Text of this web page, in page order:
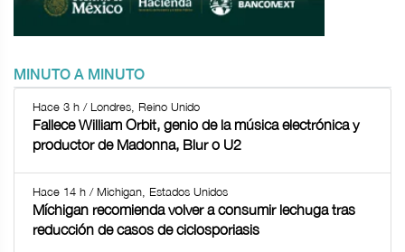
MINUTO A MINUTO
Hace 3 h / Londres, Reino Unido
Fallece William Orbit, genio de la música electrónica y
productor de Madonna, Blur o U2
Hace 14 h / Michigan, Estados Unidos
Míchigan recomienda volver a consumir lechuga tras
reducción de casos de ciclosporiasis